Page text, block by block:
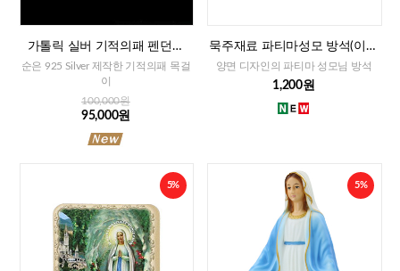
가톨릭 실버 기적의패 펜던트
+목걸이줄
순은 925 Silver 제작한 기적의패 목걸
이
100,000원
95,000원
묵주재료 파티마성모 방석(이태
리)-대,중,소
양면 디자인의 파티마 성모님 방석
1,200원
5% 5%